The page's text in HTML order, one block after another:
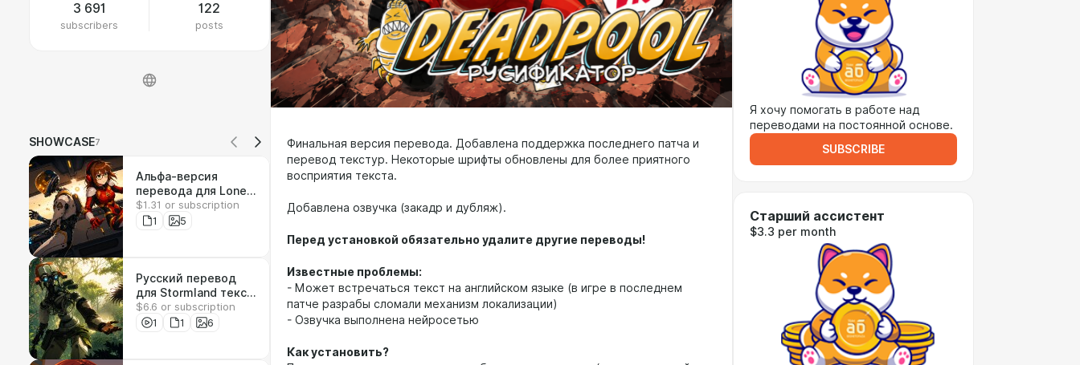
3 691
subscribers
122
posts
SHOWCASE7
Альфа-версия
перевода для Lone
Echo
$1.31 or subscription
1
5
Русский перевод
для Stormland текст
+ озвучка
$6.6 or subscription
1
1 6
Финальная версия перевода. Добавлена поддержка последнего патча и
перевод текстур. Некоторые шрифты обновлены для более приятного
восприятия текста.
Добавлена озвучка (закадр и дубляж).
Перед установкой обязательно удалите другие переводы!
Известные проблемы:
- Может встречаться текст на английском языке (в игре в последнем
патче разрабы сломали механизм локализации)
- Озвучка выполнена нейросетью
Как установить?
Я хочу помогать в работе над
переводами на постоянной основе.
SUBSCRIBE
Старший ассистент
$3.3 per month